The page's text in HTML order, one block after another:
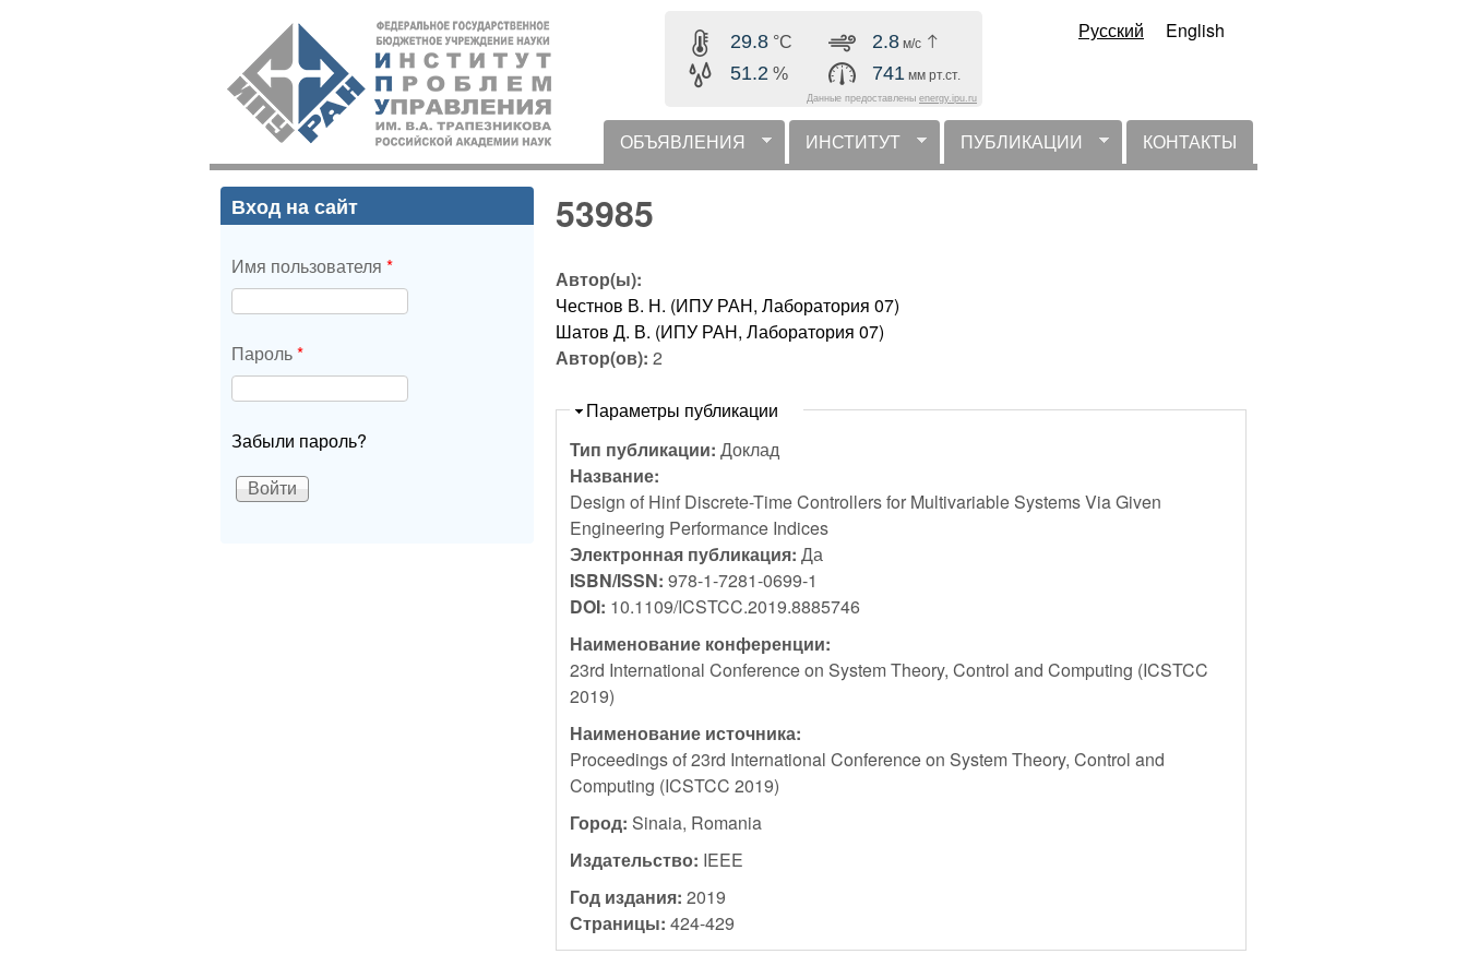
содержанию
ИПУ
РАН
29.8 °C
51.2 %
2.8 м/с
741 мм рт.ст.
Данные предоставлены energy.ipu.ru
Русский English
горизонтальное меню
ОБЪЯВЛЕНИЯ ИНСТИТУТ ПУБЛИКАЦИИ КОНТАКТЫ
53985
Автор(ы):
Честнов В. Н. (ИПУ РАН, Лаборатория 07)
Шатов Д. В. (ИПУ РАН, Лаборатория 07)
Автор(ов):2
Скрыть
Параметры публикации
Тип публикации:Доклад
Название:
Design of Hinf Discrete-Time Controllers for Multivariable Systems Via Given
Engineering Performance Indices
Электронная публикация:Да
ISBN/ISSN:978-1-7281-0699-1
DOI: 10.1109/ICSTCC.2019.8885746
Наименование конференции:
23rd International Conference on System Theory, Control and Computing (ICSTCC
2019)
Наименование источника:
Proceedings of 23rd International Conference on System Theory, Control and
Computing (ICSTCC 2019)
Город: Sinaia, Romania
Издательство: IEEE
Год издания:2019
Страницы:424-429
Вход на сайт
Имя пользователя *
Пароль*
Забыли пароль?